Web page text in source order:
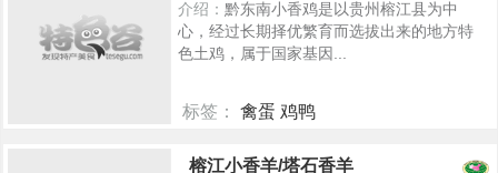
介绍： 黔东南小香鸡是以贵州榕江县为中
心，经过长期择优繁育而选拔出来的地方特
色土鸡，属于国家基因...
标签： 禽蛋 鸡鸭
榕江小香羊/塔石香羊